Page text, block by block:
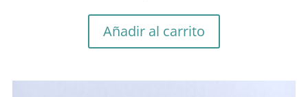
Añadir al carrito